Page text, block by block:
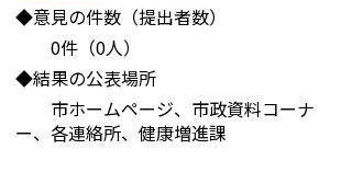
◆意見の件数（提出者数）
0件（0人）
◆結果の公表場所
市ホームページ、市政資料コーナ
ー、各連絡所、健康増進課